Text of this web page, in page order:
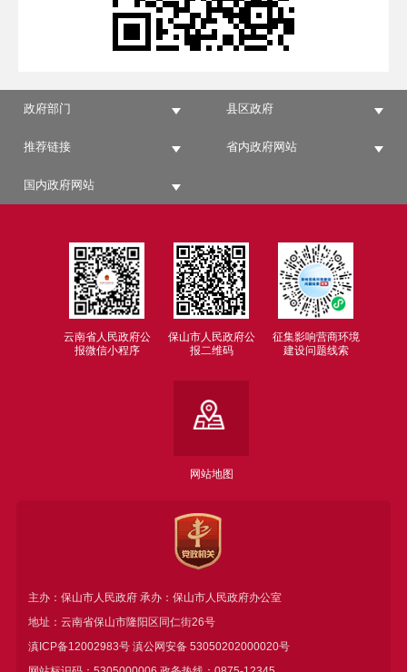
政府部门 县区政府
推荐链接 省内政府网站
国内政府网站
云南省人民政府公
报微信小程序
保山市人民政府公
报二维码
征集影响营商环境
建设问题线索
网站地图
主办：保山市人民政府 承办：保山市人民政府办公室
地址：云南省保山市隆阳区同仁街26号
滇ICP备12002983号滇公网安备 53050202000020号